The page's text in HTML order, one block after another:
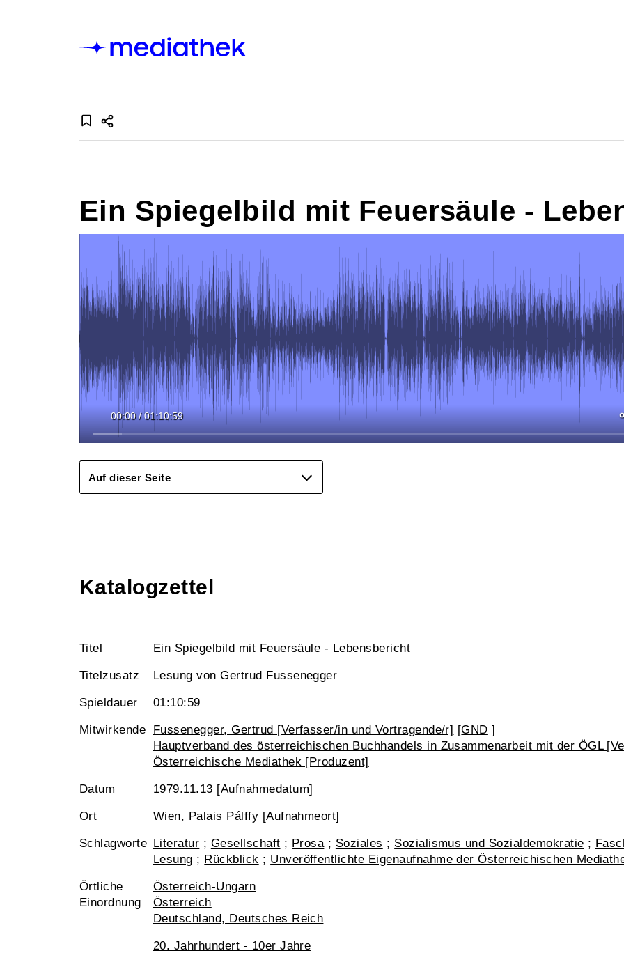
Ein Spiegelbild mit Feuersäule -
00:00 / 01:10:59
Auf dieser Seite
Katalogzettel
Titel Ein Spiegelbild mit Feuersäule - Lebensbericht
Titelzusatz Lesung von Gertrud Fussenegger
Spieldauer 01:10:59
Mitwirkende Fussenegger, Gertrud [Verfasser/in und Vortragende/r] [GND ]
Hauptverband des österreichischen Buchhandels in Zusammenarbeit mit der ÖGL
Österreichische Mediathek [Produzent]
Datum 1979.11.13 [Aufnahmedatum]
Ort Wien, Palais Pálffy [Aufnahmeort]
Schlagworte Literatur ; Gesellschaft ; Prosa; Soziales ; Sozialismus und Sozialdemokratie ;
Lesung ; Rückblick ; Unveröffentlichte Eigenaufnahme der Österreichischen
Örtliche
Einordnung
Österreich-Ungarn
Österreich
Deutschland, Deutsches Reich
20. Jahrhundert - 10er Jahre